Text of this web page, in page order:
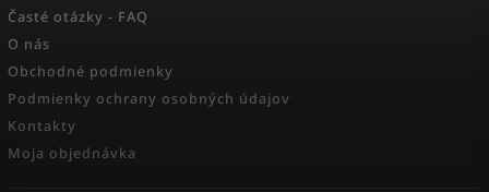
Časté otázky - FAQ
O nás
Obchodné podmienky
Podmienky ochrany osobných údajov
Kontakty
Moja objednávka